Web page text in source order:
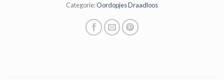
Categorie:Oordopjes Draadloos